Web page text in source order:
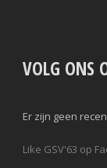
VOLG ONS
Er zijn geen
Like GSV'63 op